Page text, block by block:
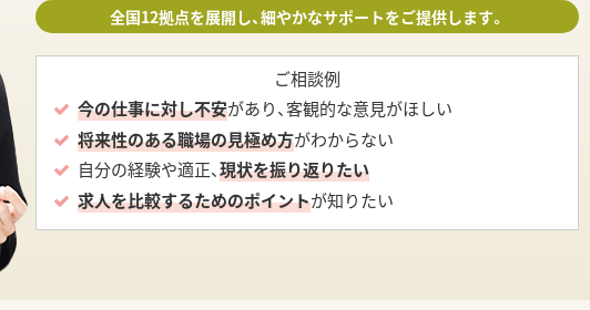
全国12拠点を展開し、細やかなサポートをご提供します。
ご相談例
今の仕事に対し不安があり、客観的な意見がほしい
将来性のある職場の見極め方がわからない
自分の経験や適正、現状を振り返りたい
求人を比較するためのポイントが知りたい